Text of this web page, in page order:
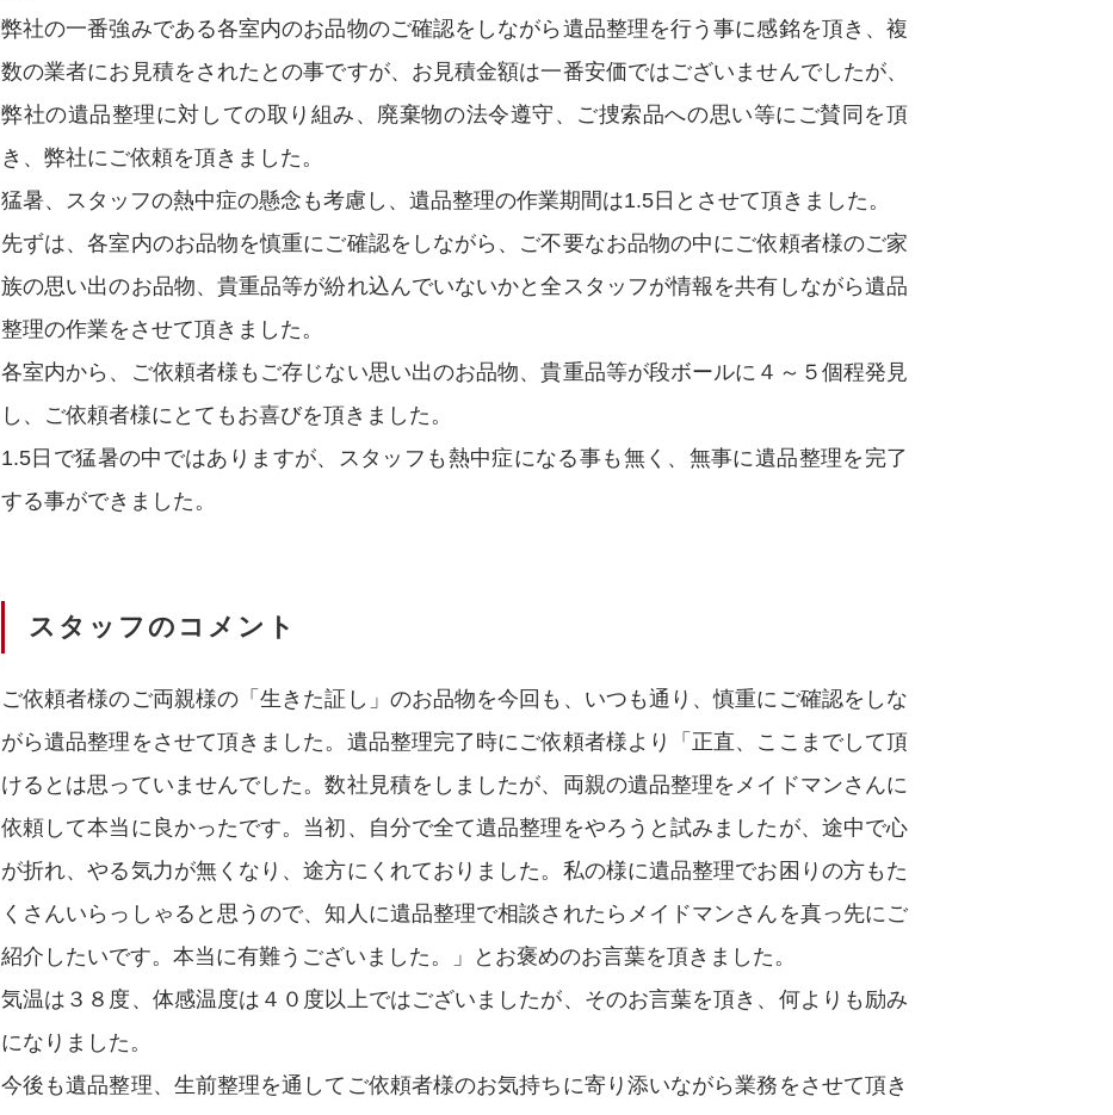
弊社の一番強みである各室内のお品物のご確認をしながら遺品整理を行う事に感銘を頂き、複
数の業者にお見積をされたとの事ですが、お見積金額は一番安価ではございませんでしたが、
弊社の遺品整理に対しての取り組み、廃棄物の法令遵守、ご捜索品への思い等にご賛同を頂
き、弊社にご依頼を頂きました。
猛暑、スタッフの熱中症の懸念も考慮し、遺品整理の作業期間は1.5日とさせて頂きました。
先ずは、各室内のお品物を慎重にご確認をしながら、ご不要なお品物の中にご依頼者様のご家
族の思い出のお品物、貴重品等が紛れ込んでいないかと全スタッフが情報を共有しながら遺品
整理の作業をさせて頂きました。
各室内から、ご依頼者様もご存じない思い出のお品物、貴重品等が段ボールに４～５個程発見
し、ご依頼者様にとてもお喜びを頂きました。
1.5日で猛暑の中ではありますが、スタッフも熱中症になる事も無く、無事に遺品整理を完了
する事ができました。
スタッフのコメント
ご依頼者様のご両親様の「生きた証し」のお品物を今回も、いつも通り、慎重にご確認をしな
がら遺品整理をさせて頂きました。遺品整理完了時にご依頼者様より「正直、ここまでして頂
けるとは思っていませんでした。数社見積をしましたが、両親の遺品整理をメイドマンさんに
依頼して本当に良かったです。当初、自分で全て遺品整理をやろうと試みましたが、途中で心
が折れ、やる気力が無くなり、途方にくれておりました。私の様に遺品整理でお困りの方もた
くさんいらっしゃると思うので、知人に遺品整理で相談されたらメイドマンさんを真っ先にご
紹介したいです。本当に有難うございました。」とお褒めのお言葉を頂きました。
気温は３８度、体感温度は４０度以上ではございましたが、そのお言葉を頂き、何よりも励み
になりました。
今後も遺品整理、生前整理を通してご依頼者様のお気持ちに寄り添いながら業務をさせて頂き